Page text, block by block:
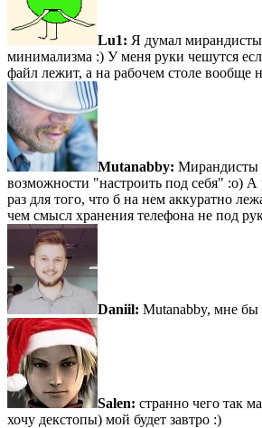
Lu1: Я думал
минимализма :) У меня руки чешутся
файл лежит, а на рабочем столе вообще
Mutanabby: Мирандисты
возможности "настроить под себя" :о) А
раз для того, что б на нем аккуратно
чем смысл хранения телефона не под
Daniil: Mutanabby, мне бы
Salen: странно чего так
хочу декстопы) мой будет завтро :)